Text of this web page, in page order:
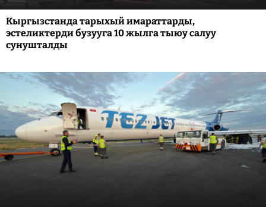
Кыргызстанда тарыхый имараттарды,
эстеликтерди бузууга 10 жылга тыюу салуу
сунушталды